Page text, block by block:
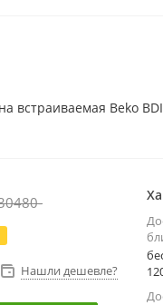
встраиваемая Beko
-
Нашли дешевле?